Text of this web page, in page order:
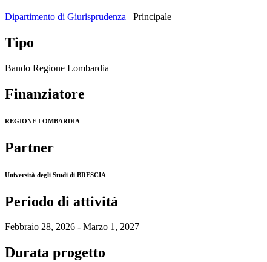
Dipartimento di Giurisprudenza Principale
Tipo
Bando Regione Lombardia
Finanziatore
REGIONE LOMBARDIA
Partner
Università degli Studi di BRESCIA
Periodo di attività
Febbraio 28, 2026 - Marzo 1, 2027
Durata progetto